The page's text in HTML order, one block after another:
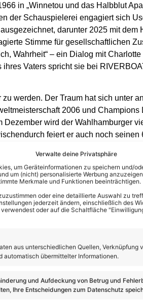
Verwalte deine Privatsphäre
um Geräteinformationen zu speichern und/
um (nicht) personalisierte Werbung
Merkmale und Funktionen beeinträchtigen.
oder eine detaillierte Auswahl zu
jederzeit ändern, einschließlich des
oder auf die Schaltfläche
aus unterschiedlichen Quellen, Verknüpfung
automatisch übermittelter Informationen.
und Aufdeckung von Betrug und
Ihre Entscheidungen zum Datenschutz
in „Winnetou und das Halbblut
der Schauspielerei engagiert sich
darunter 2025 mit
Stimme für gesellschaftlichen
Wahrheit“ – ein Dialog mit
Vaters spricht sie bei
werden. Der Traum hat sich unter
2006 und
Dezember wird der Wahlhamburger
feiert er auch noch
Mal. Jetzt ist die Münchnerin
aus Thüringen
in Thüringen, wo aus einem
inzwischen wie ein zweites
Frau, die Teig, Zeit und Haltung
neuen Buch „Stelzendorfer
Schauspielerin
vor der Kamera –
fest in der deutschen Film- und TV-
Delgado. Aktuell erscheint
Tochter gängige